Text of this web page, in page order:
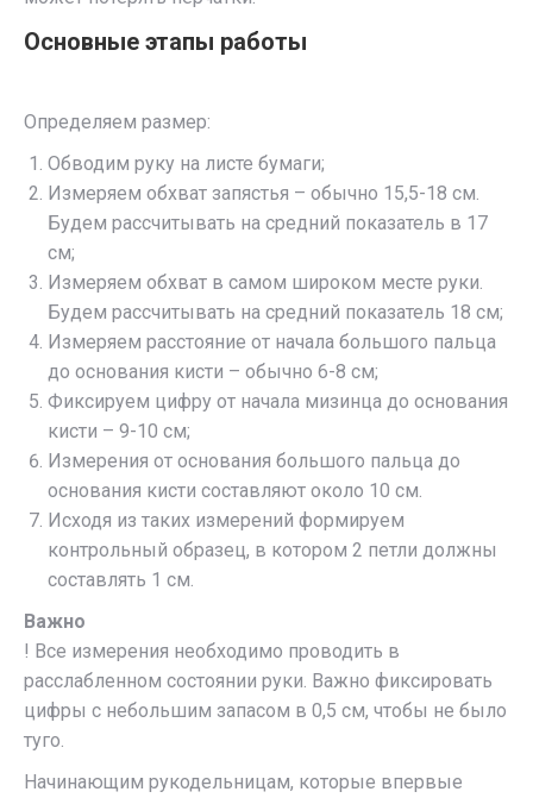
Основные этапы работы
Определяем размер:
Обводим руку на листе бумаги;
Измеряем обхват запястья – обычно 15,5-18 см.
Будем рассчитывать на средний показатель в 17
см;
Измеряем обхват в самом широком месте руки.
Будем рассчитывать на средний показатель 18 см;
Измеряем расстояние от начала большого пальца
до основания кисти – обычно 6-8 см;
Фиксируем цифру от начала мизинца до основания
кисти – 9-10 см;
Измерения от основания большого пальца до
основания кисти составляют около 10 см.
Исходя из таких измерений формируем
контрольный образец, в котором 2 петли должны
составлять 1 см.
Важно
! Все измерения необходимо проводить в
расслабленном состоянии руки. Важно фиксировать
цифры с небольшим запасом в 0,5 см, чтобы не было
туго.
Начинающим рукодельницам, которые впервые